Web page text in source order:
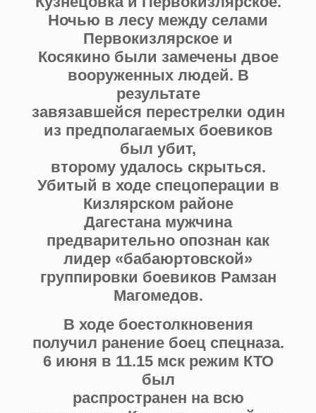
Ночью в лесу между селами
Первокизлярское и
Косякино были замечены двое
вооруженных людей. В
результате
завязавшейся перестрелки один
из предполагаемых боевиков
был убит,
второму удалось скрыться.
Убитый в ходе спецоперации в
Кизлярском районе
Дагестана мужчина
предварительно опознан как
лидер «бабаюртовской»
группировки боевиков Рамзан
Магомедов.
В ходе боестолкновения
получил ранение боец спецназа.
6 июня в 11.15 мск режим КТО
был
распространен на всю